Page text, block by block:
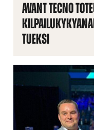
AVANT TECNO
TUEKSI